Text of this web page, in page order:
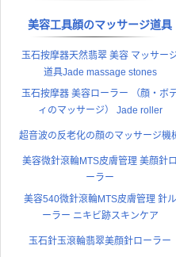
美容工具顔のマッサージ道具
玉石按摩器天然翡翠 美容 マッサー
道具Jade massage stones
玉石按摩器 美容ローラー （顔・ボ
ィのマッサージ） Jade roller
超音波の反老化の顔のマッサージ機
美容微針滾輪MTS皮膚管理 美顔針ロ
ーラー
美容540微針滾輪MTS皮膚管理 針ル
ーラー ニキビ跡スキンケア
玉石針玉滾輪翡翠美顔針ローラー